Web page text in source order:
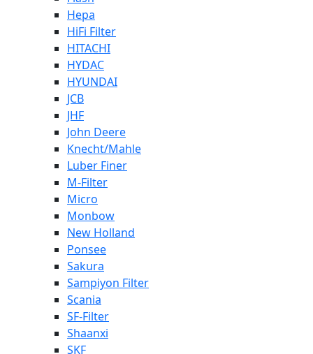
Hepa
HiFi Filter
HITACHI
HYDAC
HYUNDAI
JCB
JHF
John Deere
Knecht/Mahle
Luber Finer
M-Filter
Micro
Monbow
New Holland
Ponsee
Sakura
Sampiyon Filter
Scania
SF-Filter
Shaanxi
SKF